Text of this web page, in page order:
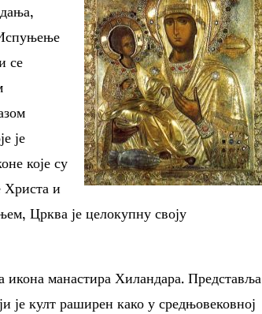
се
је
које су
Христа и
Црква је целокупну своју
икона манастира Хиландара. Представља
је култ раширен како у средњовековној